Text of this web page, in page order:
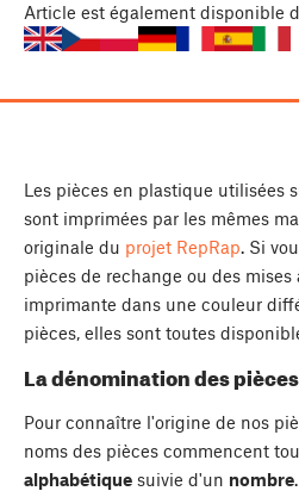
Article est également disponible
Les pièces en plastique utilisées
sont imprimées par les mêmes
originale du projet RepRap. Si
pièces de rechange ou des mises
imprimante dans une couleur
pièces, elles sont toutes
La dénomination des
Pour connaître l'origine de nos
noms des pièces commencent
alphabétique suivie d'un nombre